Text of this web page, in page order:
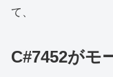
て、
C#7452がモ